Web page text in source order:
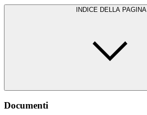
INDICE DELLA PAGINA
Documenti